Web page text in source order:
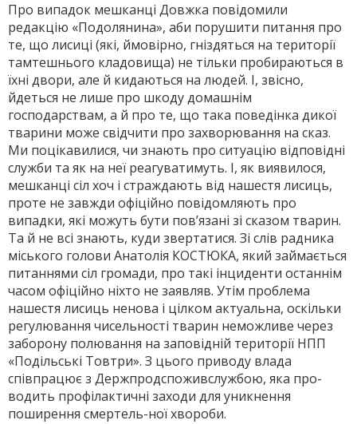
Про випадок мешканці Довжка повідомили
редакцію «Подолянина», аби порушити питання про
те, що лисиці (які, ймовірно, гніздяться на території
тамтешнього кладовища) не тільки пробираються в
їхні двори, але й кидаються на людей. І, звісно,
йдеться не лише про шкоду домашнім
господарствам, а й про те, що така поведінка дикої
тварини може свідчити про захворювання на сказ.
Ми поцікавилися, чи знають про ситуацію відповідні
служби та як на неї реагуватимуть. І, як виявилося,
мешканці сіл хоч і страждають від нашестя лисиць,
проте не завжди офіційно повідомляють про
випадки, які можуть бути по­в’язані зі сказом тварин.
Та й не всі знають, куди звертатися. Зі слів радника
міського голови Анатолія КОСТЮКА, який зай­мається
питаннями сіл громади, про такі інциденти останнім
часом офіційно ніхто не заявляв. Утім проблема
нашестя лисиць нено­ва і цілком актуальна, оскільки
регулювання чисельності тварин неможливе через
заборону полю­вання на заповідній території НПП
«По­дільські Товтри». З цього приводу влада
співпрацює з Держ­продспоживслужбою, яка про­
водить профілактичні заходи для уникнення
поширення смертель­-ної хвороби.